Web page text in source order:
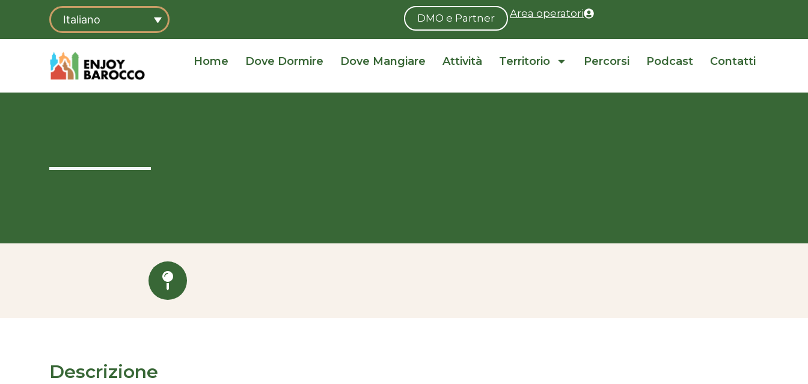
contenuto
Italiano DMO e Partner Area operatori
Home Dove Dormire Dove Mangiare Attività Territorio Percorsi Podcast Contatti
Descrizione